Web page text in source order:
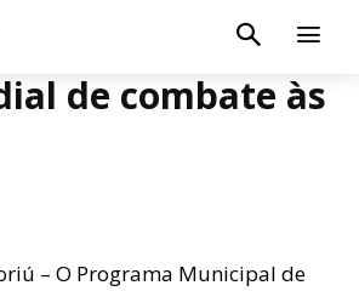
de combate às
– O Programa Municipal de